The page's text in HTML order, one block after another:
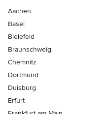
Aachen
Basel
Bielefeld
Braunschweig
Chemnitz
Dortmund
Duisburg
Erfurt